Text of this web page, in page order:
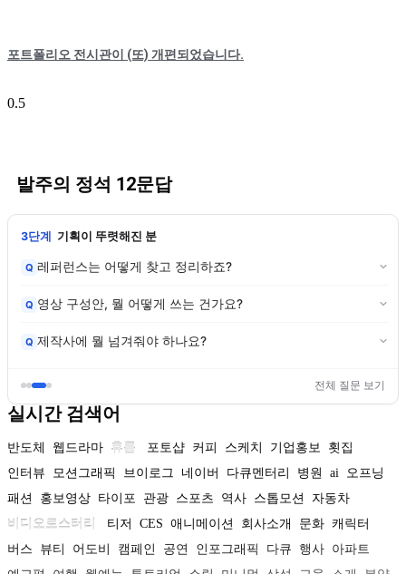
포트폴리오 전시관이 (또) 개편되었습니다.
발주의 정석 12문답
진 분
게 찾고 정리하죠?
어떻게 쓰는 건가요?
줘야 하나요?
제작사 미팅에
계약서는 어떤
수정 요청, 어떻
전체 질문 보기
실시간 검색어
반도체 웹드라마 휴롬 포토샵 커피 스케치 기업홍보
횟집
인터뷰
모션그래픽 브이로그 네이버 다큐멘터리 병원 ai 오프닝
패션
홍보영상 타이포 관광 스포츠 역사 스톱모션
자동차
비디오로스터리
티저 CES 애니메이션 회사소개 문화 캐릭터
버스
뷰티 어도비 캠페인 공연 인포그래픽 다큐 행사 아파트